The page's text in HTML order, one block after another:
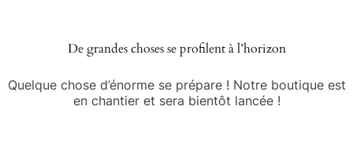
De grandes choses se profilent à l’horizon
Quelque chose d’énorme se prépare ! Notre boutique est
en chantier et sera bientôt lancée !